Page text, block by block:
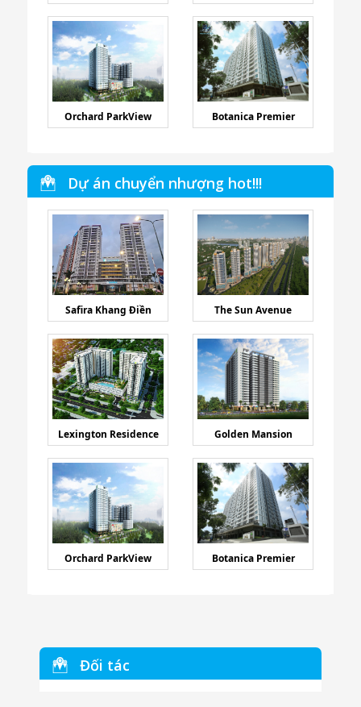
Orchard ParkView Botanica Premier
Dự án chuyển nhượng hot!!!
Safira Khang Điền The Sun Avenue
Lexington Residence Golden Mansion
Orchard ParkView Botanica Premier
Đối tác